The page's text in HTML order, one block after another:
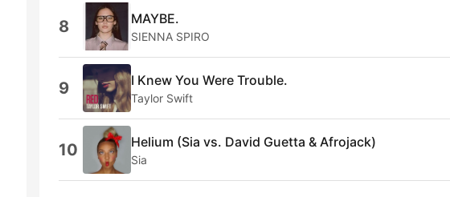
8 MAYBE.
SIENNA SPIRO
9 I Knew You Were Trouble.
Taylor Swift
10 Helium (Sia vs. David Guetta & Afrojack)
Sia